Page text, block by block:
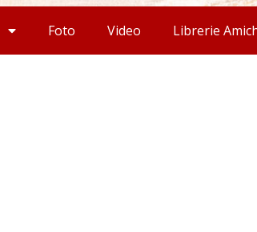
Foto Video Librerie